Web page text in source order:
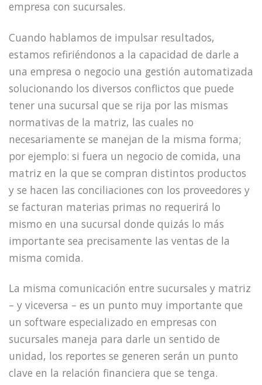
empresa con sucursales.
Cuando hablamos de impulsar resultados,
estamos refiriéndonos a la capacidad de darle a
una empresa o negocio una gestión automatizada
solucionando los diversos conflictos que puede
tener una sucursal que se rija por las mismas
normativas de la matriz, las cuales no
necesariamente se manejan de la misma forma;
por ejemplo: si fuera un negocio de comida, una
matriz en la que se compran distintos productos
y se hacen las conciliaciones con los proveedores y
se facturan materias primas no requerirá lo
mismo en una sucursal donde quizás lo más
importante sea precisamente las ventas de la
misma comida.
La misma comunicación entre sucursales y matriz
– y viceversa – es un punto muy importante que
un software especializado en empresas con
sucursales maneja para darle un sentido de
unidad, los reportes se generen serán un punto
clave en la relación financiera que se tenga.